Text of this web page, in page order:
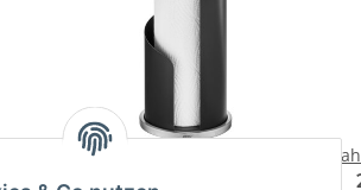
Kuechenrollenhalter